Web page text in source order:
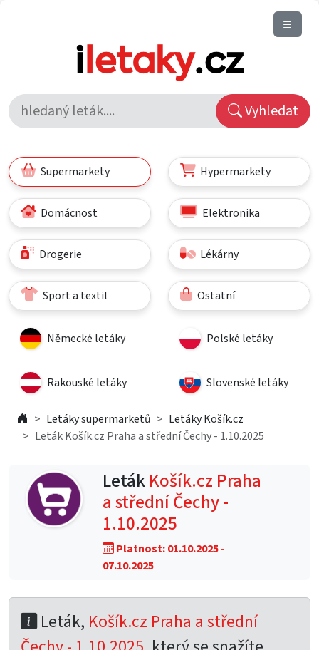
Vyhledat
Supermarkety Hypermarkety
Domácnost Elektronika
Drogerie Lékárny
Sport a textil Ostatní
Německé letáky Polské letáky
Rakouské letáky Slovenské letáky
Letáky supermarketů
Letáky Košík.cz
Leták Košík.cz Praha a střední Čechy - 1.10.2025
LetákKošík.cz Praha
a střední Čechy -
1.10.2025
Platnost: 01.10.2025 -
07.10.2025
Leták, Košík.cz Praha a střední